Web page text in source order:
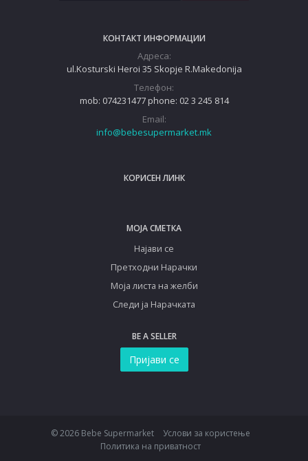
КОНТАКТ ИНФОРМАЦИИ
Адреса:
ul.Kosturski Heroi 35 Skopje R.Makedonija
Телефон:
mob: 074231477 phone: 02 3 245 814
Email:
info@bebesupermarket.mk
КОРИСЕН ЛИНК
МОЈА СМЕТКА
Најави се
Претходни Нарачки
Моја листа на желби
Следи ја Нарачката
BE A SELLER
Пријави се
© 2026 Bebe Supermarket
Услови за користење
Политика на приватност